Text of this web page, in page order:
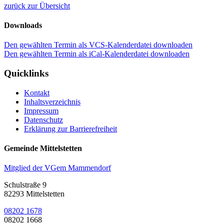
zurück zur Übersicht
Downloads
Den gewählten Termin als VCS-Kalenderdatei downloaden
Den gewählten Termin als iCal-Kalenderdatei downloaden
Quicklinks
Kontakt
Inhaltsverzeichnis
Impressum
Datenschutz
Erklärung zur Barrierefreiheit
Gemeinde Mittelstetten
Mitglied der VGem Mammendorf
Schulstraße 9
82293 Mittelstetten
08202 1678
08202 1668